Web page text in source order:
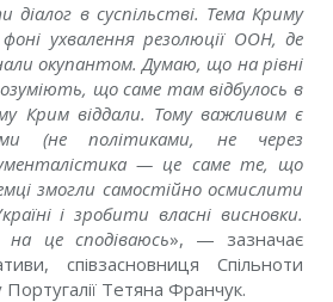
діалог в суспільстві. Тема Криму
ухвалення резолюції ООН, де
окупантом. Думаю, що на рівні
що саме там відбулось в
Крим віддали. Тому важливим є
(не політиками, не через
— це саме те, що
змогли самостійно осмислити
і зробити власні висновки.
це сподіваюсь», — зазначає
співзасновниця
Спільноти
Тетяна Франчук.